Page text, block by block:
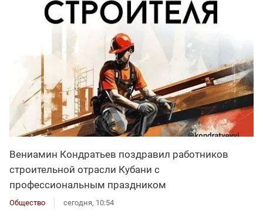
Вениамин Кондратьев поздравил работников
строительной отрасли Кубани с
профессиональным праздником
Общество сегодня, 10:54